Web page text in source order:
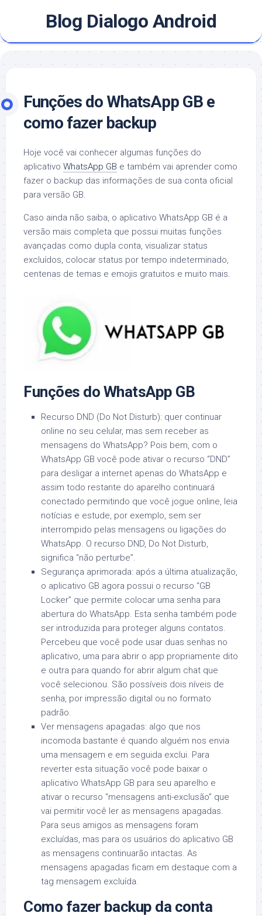
content
Blog Dialogo Android
Funções do WhatsApp GB e
como fazer backup
Hoje você vai conhecer algumas funções do
aplicativo WhatsApp GB e também vai aprender como
fazer o backup das informações de sua conta oficial
para versão GB.
Caso ainda não saiba, o aplicativo WhatsApp GB é a
versão mais completa que possui muitas funções
avançadas como dupla conta, visualizar status
excluídos, colocar status por tempo indeterminado,
centenas de temas e emojis gratuitos e muito mais.
Funções do WhatsApp GB
Recurso DND (Do Not Disturb): quer continuar
online no seu celular, mas sem receber as
mensagens do WhatsApp? Pois bem, com o
WhatsApp GB você pode ativar o recurso “DND”
para desligar a internet apenas do WhatsApp e
assim todo restante do aparelho continuará
conectado permitindo que você jogue online, leia
notícias e estude, por exemplo, sem ser
interrompido pelas mensagens ou ligações do
WhatsApp. O recurso DND, Do Not Disturb,
significa “não perturbe”.
Segurança aprimorada: após a última atualização,
o aplicativo GB agora possui o recurso “GB
Locker” que permite colocar uma senha para
abertura do WhatsApp. Esta senha também pode
ser introduzida para proteger alguns contatos.
Percebeu que você pode usar duas senhas no
aplicativo, uma para abrir o app propriamente dito
e outra para quando for abrir algum chat que
você selecionou. São possíveis dois níveis de
senha, por impressão digital ou no formato
padrão.
Ver mensagens apagadas: algo que nos
incomoda bastante é quando alguém nos envia
uma mensagem e em seguida exclui. Para
reverter esta situação você pode baixar o
aplicativo WhatsApp GB para seu aparelho e
ativar o recurso “mensagens anti-exclusão” que
vai permitir você ler as mensagens apagadas.
Para seus amigos as mensagens foram
excluídas, mas para os usuários do aplicativo GB
as mensagens continuarão intactas. As
mensagens apagadas ficam em destaque com a
tag mensagem excluída.
Como fazer backup da conta